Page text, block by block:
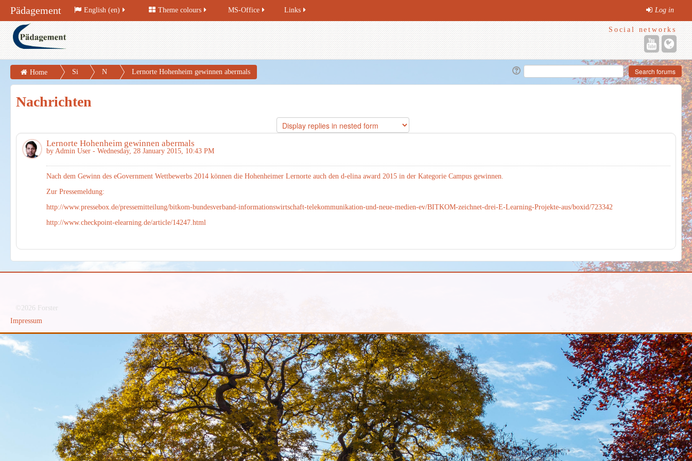
Social networks
Pädagement English (en) Theme colours MS-Office Links Log in
Home
Si
te
pa
N
ac
e
Lernorte Hohenheim gewinnen abermals
Nachrichten
Lernorte Hohenheim gewinnen abermals
by Admin User - Wednesday, 28 January 2015, 10:43 PM
Nach dem Gewinn des eGovernment Wettbewerbs 2014 können die Hohenheimer Lernorte auch den d-elina award 2015 in der Kategorie Campus gewinnen.
Zur Pressemeldung:
http://www.pressebox.de/pressemitteilung/bitkom-bundesverband-informationswirtschaft-telekommunikation-und-neue-medien-ev/BITKOM-zeichnet-drei-E-Learning-Projekte-aus/boxid/723342
http://www.checkpoint-elearning.de/article/14247.html
©2026 Forster
Impressum